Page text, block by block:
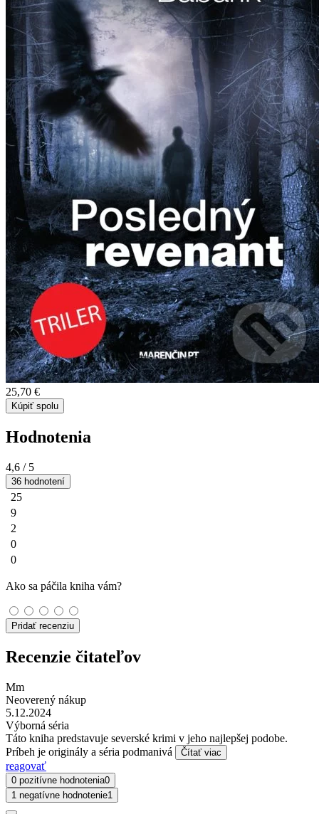
25,70 €
Kúpiť spolu
Hodnotenia
4,6 / 5
36 hodnotení
25
9
2
0
0
Ako sa páčila kniha vám?
Pridať recenziu
Recenzie čitateľov
Mm
Neoverený nákup
5.12.2024
Výborná séria
Táto kniha predstavuje severské krimi v jeho najlepšej podobe.
Príbeh je originály a séria podmanivá
Čítať viac
reagovať
0 pozitívne hodnotenia0
1 negatívne hodnotenie1